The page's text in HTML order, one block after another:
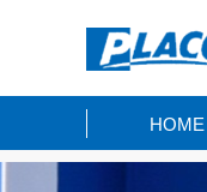
HOME